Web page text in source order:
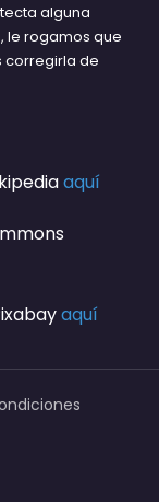
alguna
le rogamos que
corregirla de
aquí
aquí